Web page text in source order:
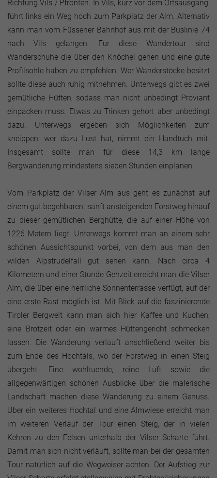
Richtung Vils / Pfronten. In Vils, kurz vor dem Ortsausgang,
führt links ein Weg hoch zum Parkplatz der Alm. Alternativ
kann man vom Füssener Bahnhof aus mit der Buslinie 74
nach Vils gelangen. Für diese Wandertour sind
Wanderschuhe die über den Knöchel gehen und eine gute
Profilsohle haben zu empfehlen. Wer Wanderstöcke besitzt
sollte diese auch ruhig mitnehmen. Unterwegs gibt es zwei
gemütliche Hütten, sodass man nicht unbedingt Proviant
einpacken muss. Etwas zu Trinken gehört aber unbedingt
dazu. Unterwegs ergeben sich Möglichkeiten zum
kneippen; wer dazu Lust hat, nimmt ein Handtuch mit.
Insgesamt sollte man für diese 14,3 km lange
Bergwanderung mindestens sieben Stunden einplanen.
Vom Parkplatz der Vilser Alm aus geht es zunächst auf
einem gut begehbaren, sanft ansteigenden Forstweg hinauf
zu dieser gemütlichen Berghütte, die auf einer Höhe von
1226 Metern liegt. Unterwegs kommt man an einem sehr
schönen Aussichtspunkt vorbei, von dem aus man den
wilden Alpstrudelfall gut sehen kann. Nach circa 4
Kilometern und einer Stunde Gehzeit erreicht man die Vilser
Alm, die über eine herrliche Sonnenterrasse verfügt, auf der
eine erste Rast möglich ist. Mit Blick auf die faszinierende
Tiroler Bergwelt kann man sich hier Kaffee und Kuchen,
eine Brotzeit oder ein warmes Hüttengericht schmecken
lassen. Die Wanderung verläuft anschließend weiter bis
zum Ende des Hochtals, wo der Forstweg in einen Steig
übergeht. Eine wohltuende, reine Luft sowie die
allgegenwärtigen schönen Ausblicke über die malerische
Landschaft machen diese Wanderung zu einem Genuss.
Über ein weiteres Hochtal und eine Almwiese erreicht man
im weiteren Verlauf der Tour einen Steig, der in vielen
Kehren zu den Felsen unterhalb der Vilser Scharte führt.
Damit man sich nicht verläuft, sollte man bei der gesamten
Tour natürlich auf die Wegweiser achten. Der Aufstieg zur